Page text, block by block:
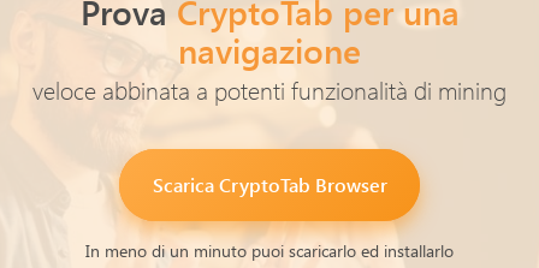
Prova CryptoTab per una
navigazione
veloce abbinata a potenti funzionalità di mining
ScaricaCryptoTab Browser
In meno di un minuto puoi scaricarlo ed installarlo